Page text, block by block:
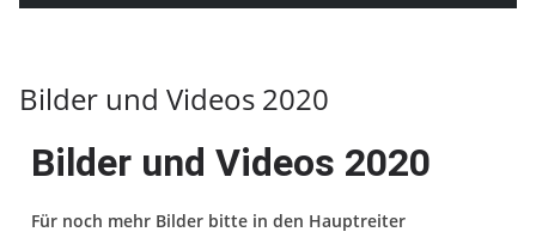
Bilder und Videos 2020
Bilder und Videos 2020
Für noch mehr Bilder bitte in den Hauptreiter